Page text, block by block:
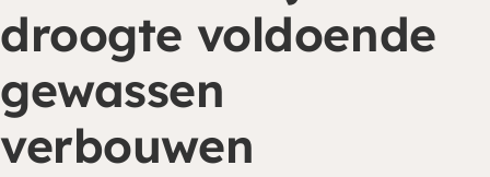
droogte voldoende
gewassen
verbouwen